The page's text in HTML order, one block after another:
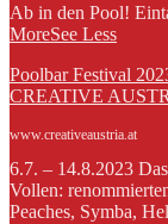
Ab in den Pool!
MoreSee Less
Poolbar Festival
CREATIVE
www.creativeaustria.at
6.7. – 14.8.2023
Vollen:
Peaches, Symba,